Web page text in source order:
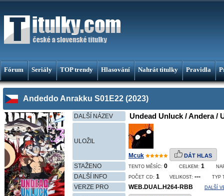
Fórum Seriály TOP trendy Hlasování Nahrát titulky Pravidla
Andeddo Anrakku S01E22 (2023)
DALŠÍ NÁZEV Undead Unluck / Andera /
ULOŽIL
Mcuk DÁT HLAS
STAŽENO TENTO MĚSÍC: 0 CELKEM: 1
DALŠÍ INFO POČET CD: 1 VELIKOST: --- TYP
VERZE PRO WEB.DUAL.H264-RBB DALŠÍ